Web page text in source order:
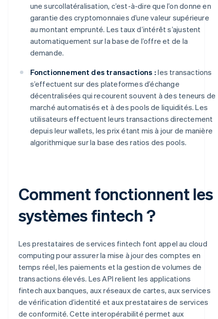
une surcollatéralisation, c’est-à-dire que l’on donne en
garantie des cryptomonnaies d’une valeur supérieure
au montant emprunté. Les taux d’intérêt s’ajustent
automatiquement sur la base de l’offre et de la
demande.
Fonctionnement des transactions : les transactions
s’effectuent sur des plateformes d’échange
décentralisées qui recourent souvent à des teneurs de
marché automatisés et à des pools de liquidités. Les
utilisateurs effectuent leurs transactions directement
depuis leur wallets, les prix étant mis à jour de manière
algorithmique sur la base des ratios des pools.
Comment fonctionnent les
systèmes fintech ?
Les prestataires de services fintech font appel au cloud
computing pour assurer la mise à jour des comptes en
temps réel, les paiements et la gestion de volumes de
transactions élevés. Les API relient les applications
fintech aux banques, aux réseaux de cartes, aux services
de vérification d’identité et aux prestataires de services
de conformité. Cette interopérabilité permet aux